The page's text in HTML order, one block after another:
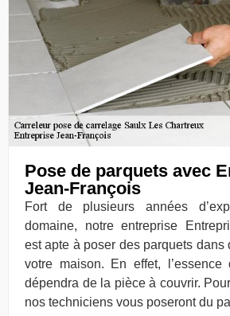
Pose de parquets avec
Jean-François
Fort de plusieurs années
domaine, notre entreprise
est apte à poser des parquets dans
votre maison. En effet,
dépendra de la pièce à couvrir.
nos techniciens vous poseront du